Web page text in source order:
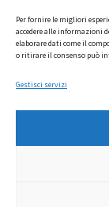
Per fornire le migliori
accedere alle informazioni
elaborare dati come il
o ritirare il consenso può
Gestisci servizi
Ho letto
newsletter